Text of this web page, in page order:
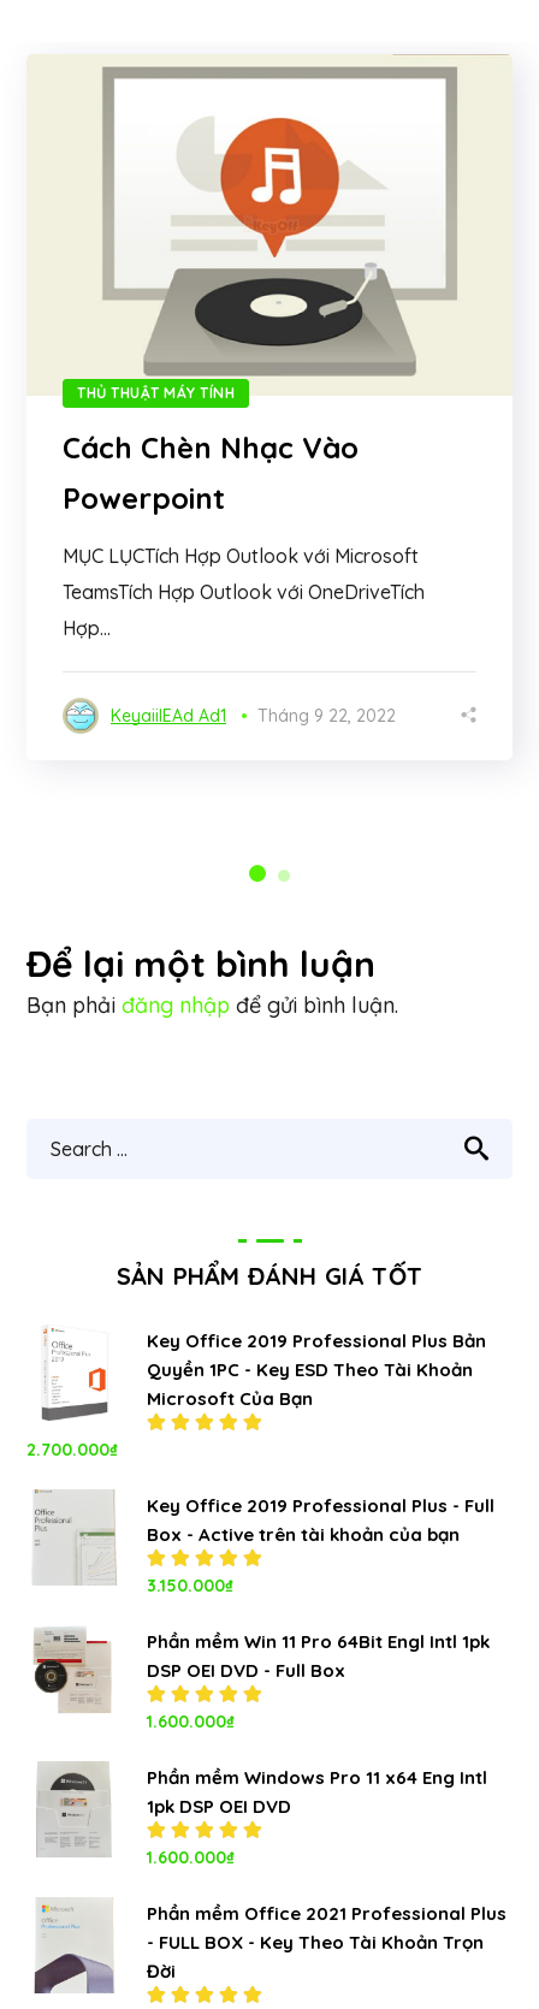
THỦ THUẬT MÁY TÍNH
Cách Chèn Nhạc Vào
Powerpoint
MỤC LỤCTích Hợp Outlook với Microsoft
TeamsTích Hợp Outlook với OneDriveTích
Hợp...
KeyaiiIEAd Ad1 Tháng 9 22, 2022
Để lại một bình luận
Bạn phảiđăng nhập để gửi bình luận.
SẢN PHẨM ĐÁNH GIÁ TỐT
Key Office 2019 Professional Plus Bản
Quyền 1PC - Key ESD Theo Tài Khoản
Microsoft Của Bạn
sao
2.700.000₫
Key Office 2019 Professional Plus - Full
Box - Active trên tài khoản của bạn
Được xếp
sao
3.150.000₫
Phần mềm Win 11 Pro 64Bit Engl Intl 1pk
DSP OEI DVD - Full Box
Được xếp
sao
1.600.000₫
Phần mềm Windows Pro 11 x64 Eng Intl
1pk DSP OEI DVD
Được xếp
sao
1.600.000₫
Phần mềm Office 2021 Professional Plus
- FULL BOX - Key Theo Tài Khoản Trọn
Đời